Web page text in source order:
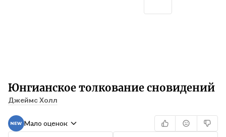
Юнгианское толкование сновидений
Джеймс Холл
Мало оценок